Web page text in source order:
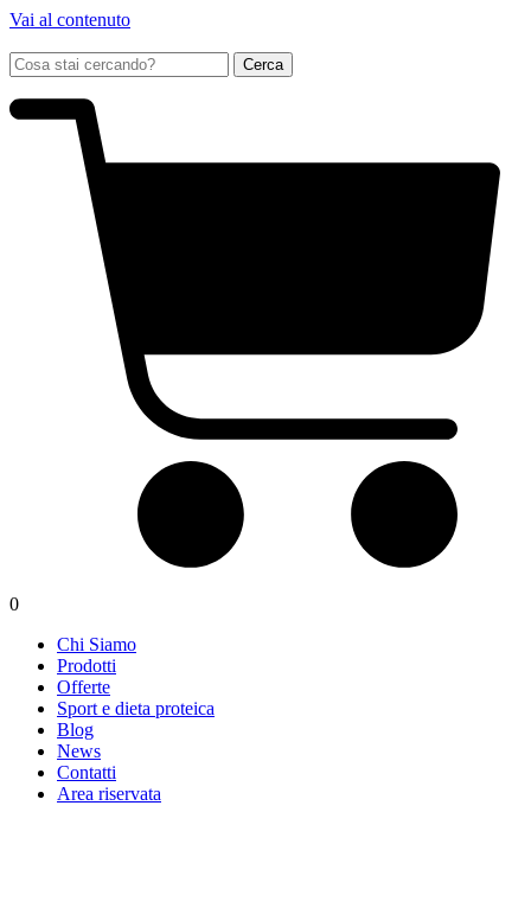
Vai al contenuto
0
Chi Siamo
Prodotti
Offerte
Sport e dieta proteica
Blog
News
Contatti
Area riservata